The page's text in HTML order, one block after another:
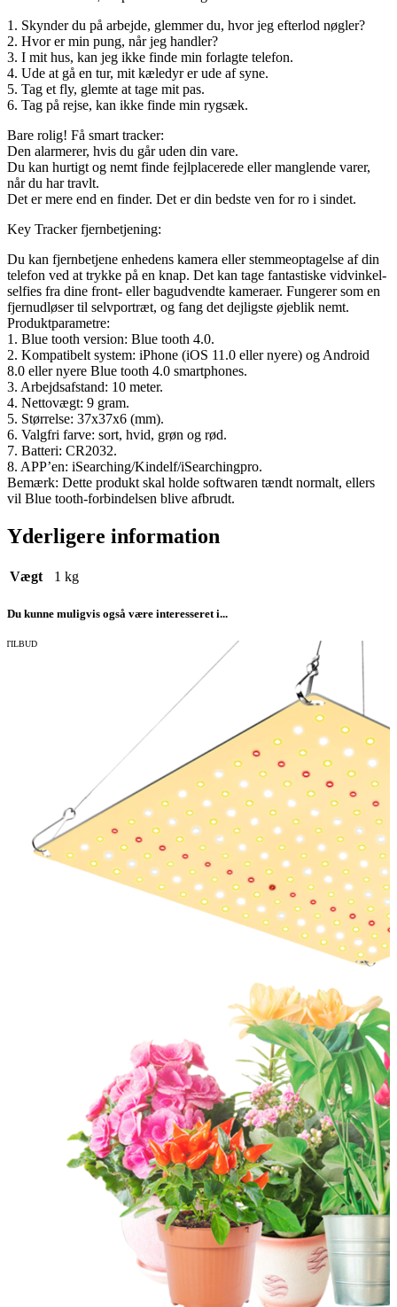
1. Skynder du på arbejde, glemmer du, hvor jeg efterlod nøgler?
2. Hvor er min pung, når jeg handler?
3. I mit hus, kan jeg ikke finde min forlagte telefon.
4. Ude at gå en tur, mit kæledyr er ude af syne.
5. Tag et fly, glemte at tage mit pas.
6. Tag på rejse, kan ikke finde min rygsæk.
Bare rolig! Få smart tracker:
Den alarmerer, hvis du går uden din vare.
Du kan hurtigt og nemt finde fejlplacerede eller manglende varer,
når du har travlt.
Det er mere end en finder. Det er din bedste ven for ro i sindet.
Key Tracker fjernbetjening:
Du kan fjernbetjene enhedens kamera eller stemmeoptagelse af din
telefon ved at trykke på en knap. Det kan tage fantastiske vidvinkel-
selfies fra dine front- eller bagudvendte kameraer. Fungerer som en
fjernudløser til selvportræt, og fang det dejligste øjeblik nemt.
Produktparametre:
1. Blue tooth version: Blue tooth 4.0.
2. Kompatibelt system: iPhone (iOS 11.0 eller nyere) og Android
8.0 eller nyere Blue tooth 4.0 smartphones.
3. Arbejdsafstand: 10 meter.
4. Nettovægt: 9 gram.
5. Størrelse: 37x37x6 (mm).
6. Valgfri farve: sort, hvid, grøn og rød.
7. Batteri: CR2032.
8. APP’en: iSearching/Kindelf/iSearchingpro.
Bemærk: Dette produkt skal holde softwaren tændt normalt, ellers
vil Blue tooth-forbindelsen blive afbrudt.
Yderligere information
Vægt 1 kg
Du kunne muligvis også være interesseret i...
TILBUD